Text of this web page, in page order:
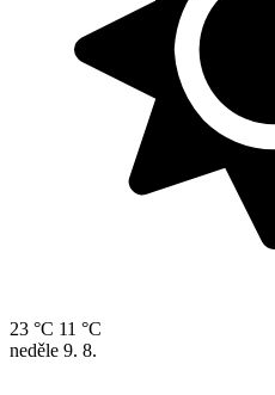
23 °C 11 °C
neděle 9. 8.